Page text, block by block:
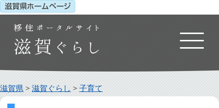
滋賀県 > 滋賀ぐらし > 子育て